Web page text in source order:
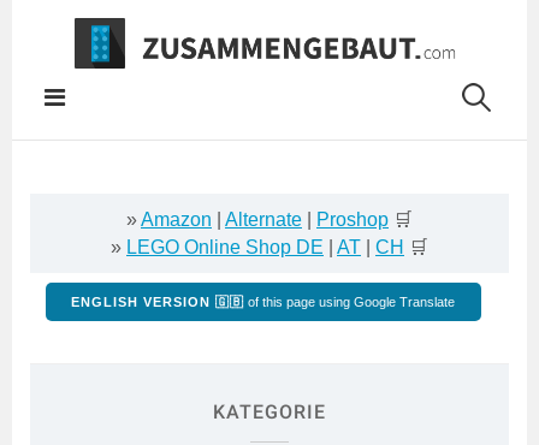
Springe
Inhalt
»Amazon Alternate Proshop 🛒
» LEGO Online Shop DE AT CH 🛒
ENGLISH VERSION 🇬🇧 of this page using Google Translate
KATEGORIE